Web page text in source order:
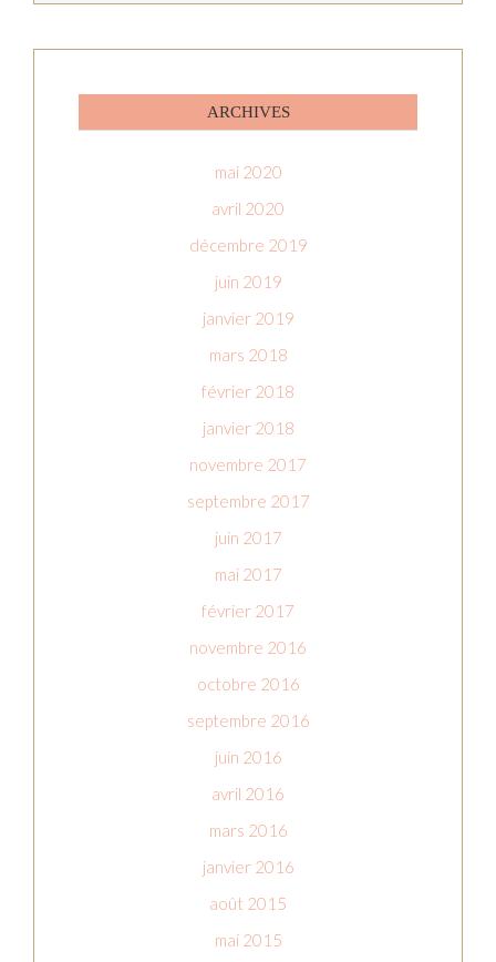
ARCHIVES
mai 2020
avril 2020
décembre 2019
juin 2019
janvier 2019
mars 2018
février 2018
janvier 2018
novembre 2017
septembre 2017
juin 2017
mai 2017
février 2017
novembre 2016
octobre 2016
septembre 2016
juin 2016
avril 2016
mars 2016
janvier 2016
août 2015
mai 2015